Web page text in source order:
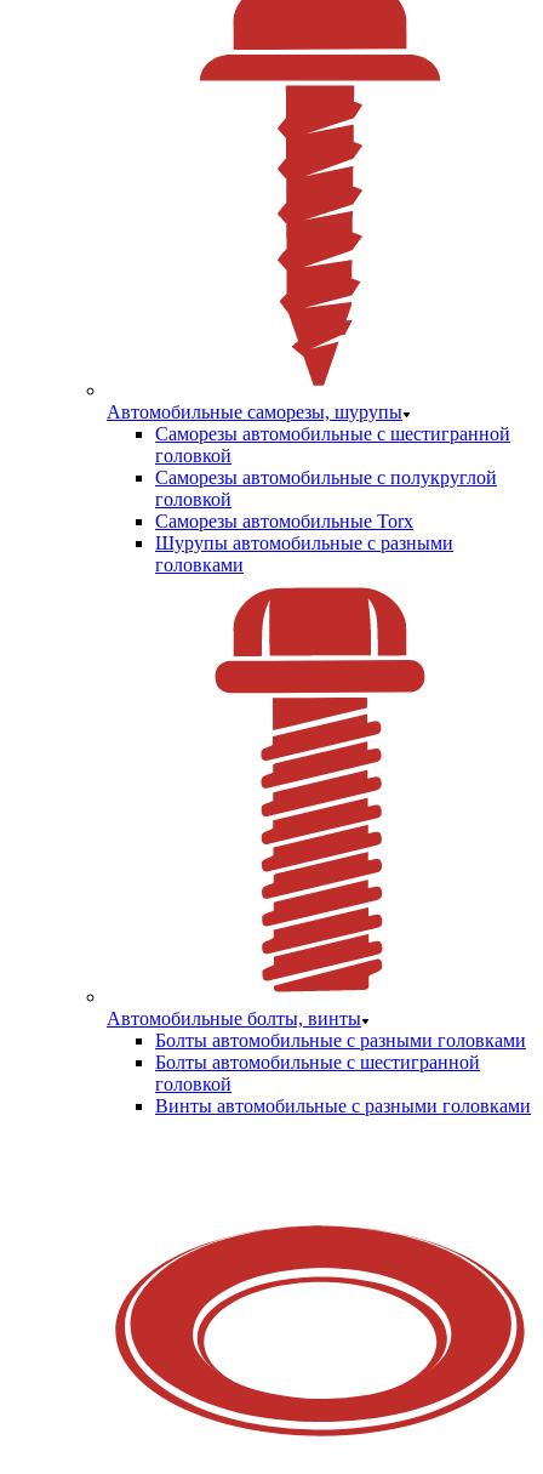
Автомобильные саморезы, шурупы
Саморезы автомобильные с шестигранной
головкой
Саморезы автомобильные с полукруглой
головкой
Саморезы автомобильные Torx
Шурупы автомобильные с разными
головками
Автомобильные болты, винты
Болты автомобильные с разными головками
Болты автомобильные с шестигранной
головкой
Винты автомобильные с разными головками